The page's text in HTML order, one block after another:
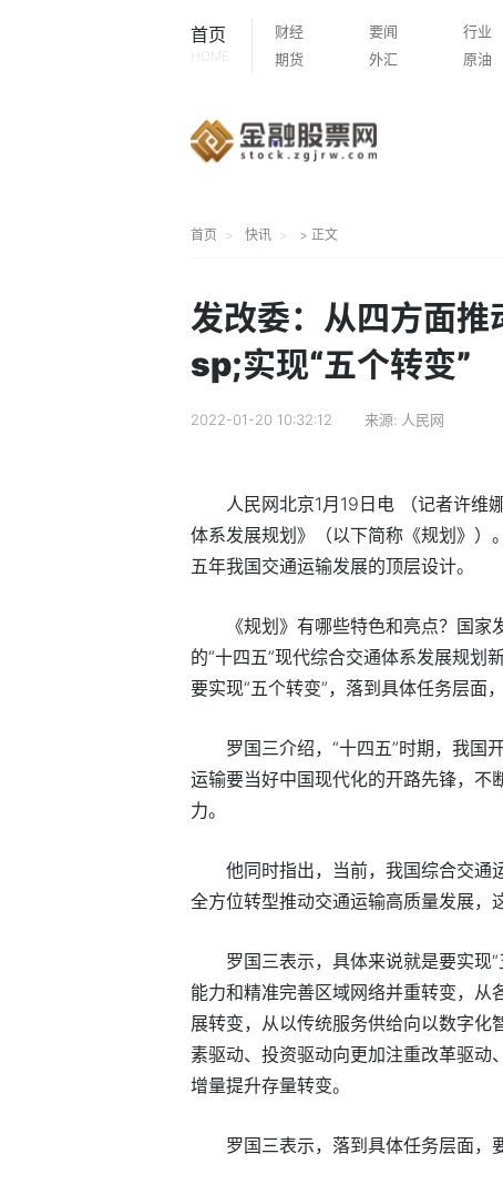
首页
HOME
财经 要闻 行业
期货
外汇 原油
首页 快讯 > 正文
发改委：从四方面
sp;实现“五个转变”
2022-01-20 10:32:12 来源: 人民网
人民网北京1月19日电 （记者许维
体系发展规划》（以下简称《规划》）
五年我国交通运输发展的顶层设计。
《规划》有哪些特色和亮点？国
的“十四五”现代综合交通体系发展规划
要实现“五个转变”，落到具体任务层面
罗国三介绍，“十四五”时期，我国
运输要当好中国现代化的开路先锋，不
力。
他同时指出，当前，我国综合交通
全方位转型推动交通运输高质量发展，
罗国三表示，具体来说就是要实现
能力和精准完善区域网络并重转变，从
展转变，从以传统服务供给向以数字
素驱动、投资驱动向更加注重改革驱动
增量提升存量转变。
罗国三表示，落到具体任务层面，